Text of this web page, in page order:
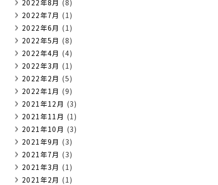
2022年8月 (8)
2022年7月 (1)
2022年6月 (1)
2022年5月 (8)
2022年4月 (4)
2022年3月 (1)
2022年2月 (5)
2022年1月 (9)
2021年12月 (3)
2021年11月 (1)
2021年10月 (3)
2021年9月 (3)
2021年7月 (3)
2021年3月 (1)
2021年2月 (1)